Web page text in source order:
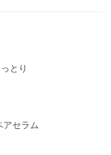
とり
アセラム